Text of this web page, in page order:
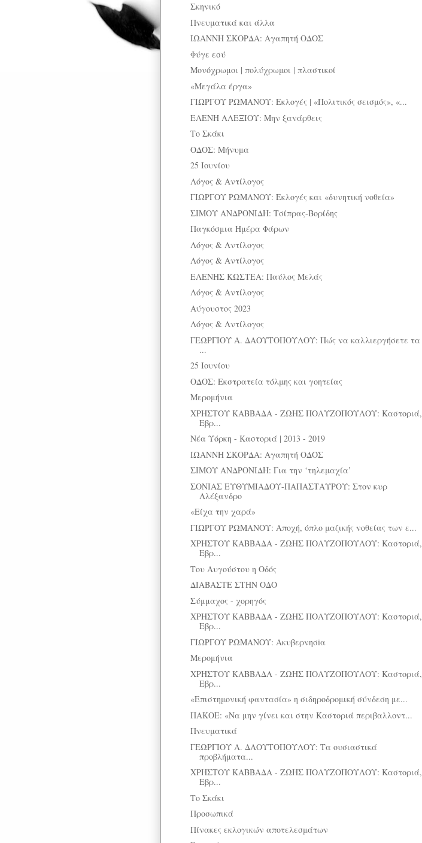
Σκηνικό
Πνευματικά και άλλα
ΙΩΑΝΝΗ ΣΚΟΡΔΑ: Αγαπητή ΟΔΟΣ
Φύγε εσύ
Μονόχρωμοι | πολύχρωμοι | πλαστικοί
«Μεγάλα έργα»
ΓΙΩΡΓΟΥ ΡΩΜΑΝΟΥ: Εκλογές | «Πολιτικός σεισμός», «...
ΕΛΕΝΗ ΑΛΕΞΙΟΥ: Μην ξανάρθεις
Το Σκάκι
ΟΔΟΣ: Μήνυμα
25 Ιουνίου
Λόγος & Αντίλογος
ΓΙΩΡΓΟΥ ΡΩΜΑΝΟΥ: Εκλογές και «δυνητική νοθεία»
ΣΙΜΟΥ ΑΝΔΡΟΝΙΔΗ: Τσίπρας-Βορίδης
Παγκόσμια Ημέρα Φάρων
Λόγος & Αντίλογος
Λόγος & Αντίλογος
ΕΛΕΝΗΣ ΚΩΣΤΕΑ: Παύλος Μελάς
Λόγος & Αντίλογος
Αύγουστος 2023
Λόγος & Αντίλογος
ΓΕΩΡΓΙΟΥ Α. ΔΑΟΥΤΟΠΟΥΛΟΥ: Πώς να καλλιεργήσετε τα
...
25 Ιουνίου
ΟΔΟΣ: Eκστρατεία τόλμης και γοητείας
Μερομήνια
ΧΡΗΣΤΟΥ ΚΑΒΒΑΔΑ - ΖΩΗΣ ΠΟΛΥΖΟΠΟΥΛΟΥ: Καστοριά,
Εβρ...
Νέα Υόρκη - Καστοριά | 2013 - 2019
ΙΩΑΝΝΗ ΣΚΟΡΔΑ: Αγαπητή ΟΔΟΣ
ΣΙΜΟΥ ΑΝΔΡΟΝΙΔΗ: Για την ‘τηλεμαχία’
ΣΟΝΙΑΣ ΕΥΘΥΜΙΑΔΟΥ-ΠΑΠΑΣΤΑΥΡΟΥ: Στον κυρ
Αλέξανδρο
«Είχα την χαρά»
ΓΙΩΡΓΟΥ ΡΩΜΑΝΟΥ: Αποχή, όπλο μαζικής νοθείας των ε...
ΧΡΗΣΤΟΥ ΚΑΒΒΑΔΑ - ΖΩΗΣ ΠΟΛΥΖΟΠΟΥΛΟΥ: Καστοριά,
Εβρ...
Του Αυγούστου η Οδός
ΔΙΑΒΑΣΤΕ ΣΤΗΝ ΟΔΟ
Σύμμαχος - χορηγός
ΧΡΗΣΤΟΥ ΚΑΒΒΑΔΑ - ΖΩΗΣ ΠΟΛΥΖΟΠΟΥΛΟΥ: Καστοριά,
Εβρ...
ΓΙΩΡΓΟΥ ΡΩΜΑΝΟΥ: Ακυβερνησiα
Μερομήνια
ΧΡΗΣΤΟΥ ΚΑΒΒΑΔΑ - ΖΩΗΣ ΠΟΛΥΖΟΠΟΥΛΟΥ: Καστοριά,
Εβρ...
«Επιστημονική φαντασία» η σιδηροδρομική σύνδεση με...
ΠΑΚΟΕ: «Να μην γίνει και στην Καστοριά περιβαλλοντ...
Πνευματικά
ΓΕΩΡΓΙΟΥ Α. ΔΑΟΥΤΟΠΟΥΛΟΥ: Τα ουσιαστικά
προβλήματα...
ΧΡΗΣΤΟΥ ΚΑΒΒΑΔΑ - ΖΩΗΣ ΠΟΛΥΖΟΠΟΥΛΟΥ: Καστοριά,
Εβρ...
Το Σκάκι
Προσωπικά
Πίνακες εκλογικών αποτελεσμάτων